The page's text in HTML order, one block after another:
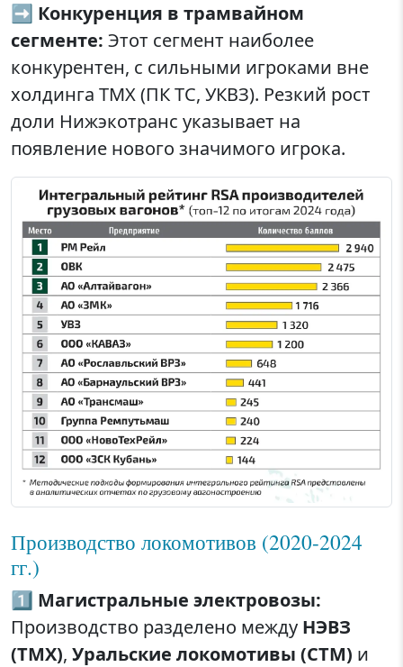
➡️ Конкуренция в трамвайном
сегменте: Этот сегмент наиболее
конкурентен, с сильными игроками вне
холдинга ТМХ (ПК ТС, УКВЗ). Резкий рост
доли Нижэкотранс указывает на
появление нового значимого игрока.
Производство локомотивов (2020-2024
гг.)
1️⃣ Магистральные электровозы:
Производство разделено между НЭВЗ
(ТМХ), Уральские локомотивы (СТМ) и